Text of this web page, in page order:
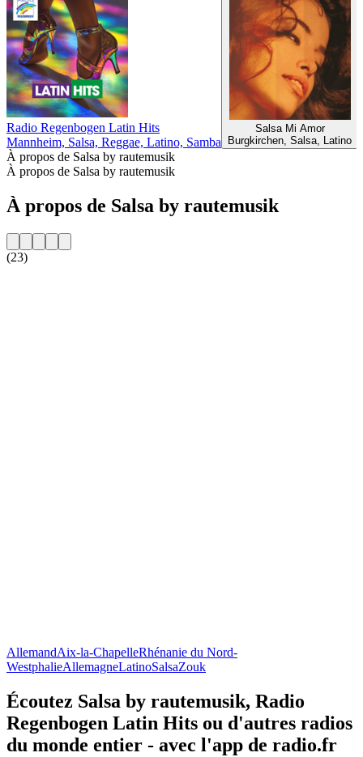
Radio Regenbogen Latin Hits
Mannheim, Salsa, Reggae, Latino, Samba
Salsa Mi Amor
Burgkirchen, Salsa, Latino
À propos de Salsa by rautemusik
À propos de Salsa by rautemusik
À propos de Salsa by rautemusik
(23)
AllemandAix-la-ChapelleRhénanie du Nord-
WestphalieAllemagneLatinoSalsaZouk
Écoutez Salsa by rautemusik, Radio
Regenbogen Latin Hits ou d'autres radios
du monde entier - avec l'app de radio.fr